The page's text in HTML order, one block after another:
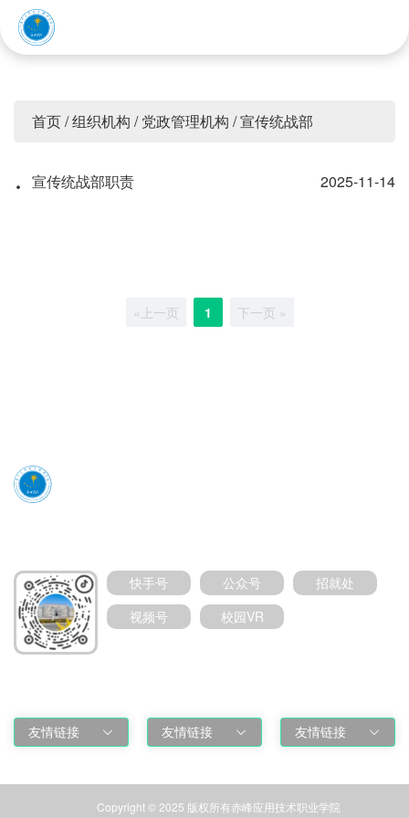
首页/组织机构 /党政管理机构 /宣传统战部
2025-11-14
· 宣传统战部职责
«上一页 1 下一页 »
快手号 公众号
招就处
视频号
校园VR
友情链接 友情链接 友情链接
Copyright © 2025 版权所有赤峰应用技术职业学院